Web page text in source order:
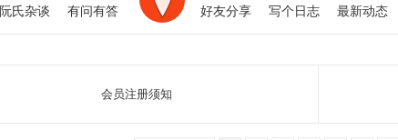
阮氏杂谈 有问有答
好友分享
写个日志 最新动态
会员注册须知